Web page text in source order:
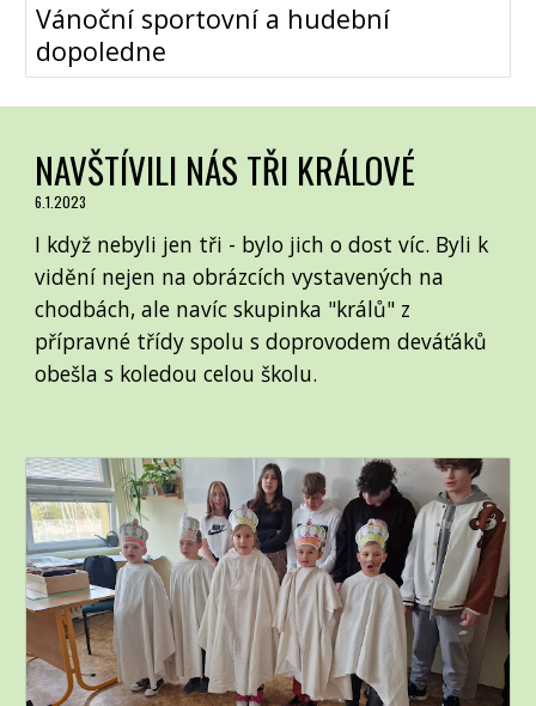
Vánoční sportovní a hudební
dopoledne
NAVŠTÍVILI NÁS TŘI KRÁLOVÉ
6.1.2023
I když nebyli jen tři - bylo jich o dost víc. Byli k
vidění nejen na obrázcích vystavených na
chodbách, ale navíc skupinka "králů" z
přípravné třídy spolu s doprovodem deváťáků
obešla s koledou celou školu.